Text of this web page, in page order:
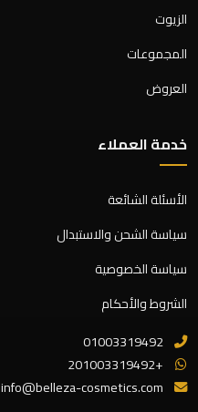
الزيوت
المجموعات
العروض
خدمة العملاء
الأسئلة الشائعة
سياسة الشحن والاستبدال
سياسة الخصوصية
الشروط والأحكام
01003319492
+201003319492
info@belleza-cosmetics.com